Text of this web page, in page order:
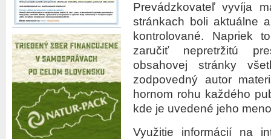
Prevádzkovateľ vyvíja
stránkach boli aktuálne
kontrolované. Napriek
zaručiť nepretržitú
obsahovej stránky
zodpovedný autor
hornom rohu každého
kde je uvedené jeho
Využitie informácií na